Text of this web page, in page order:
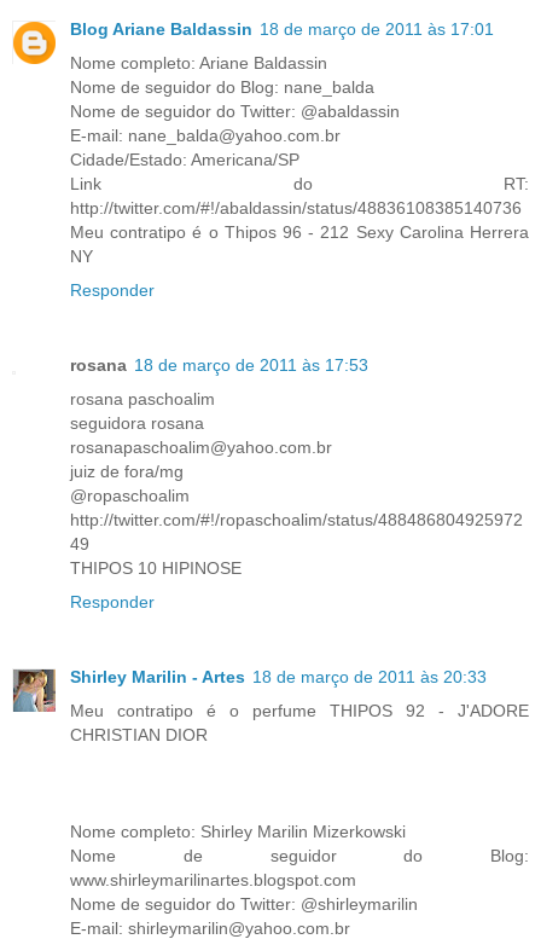
Blog Ariane Baldassin 18 de março de 2011 às 17:01
Nome completo: Ariane Baldassin
Nome de seguidor do Blog: nane_balda
Nome de seguidor do Twitter: @abaldassin
E-mail: nane_balda@yahoo.com.br
Cidade/Estado: Americana/SP
Link do RT:
http://twitter.com/#!/abaldassin/status/48836108385140736
Meu contratipo é o Thipos 96 - 212 Sexy Carolina Herrera
NY
Responder
rosana 18 de março de 2011 às 17:53
rosana paschoalim
seguidora rosana
rosanapaschoalim@yahoo.com.br
juiz de fora/mg
@ropaschoalim
http://twitter.com/#!/ropaschoalim/status/488486804925972
49
THIPOS 10 HIPINOSE
Responder
Shirley Marilin - Artes 18 de março de 2011 às 20:33
Meu contratipo é o perfume THIPOS 92 - J'ADORE
CHRISTIAN DIOR
Nome completo: Shirley Marilin Mizerkowski
Nome de seguidor do Blog:
www.shirleymarilinartes.blogspot.com
Nome de seguidor do Twitter: @shirleymarilin
E-mail: shirleymarilin@yahoo.com.br